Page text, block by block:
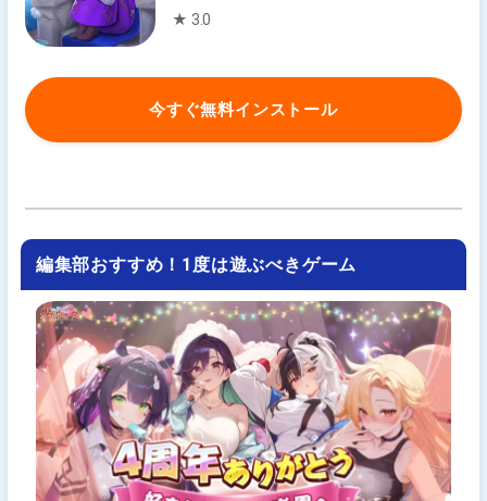
★ 3.0
今すぐ無料インストール
編集部おすすめ！1度は遊ぶべきゲーム